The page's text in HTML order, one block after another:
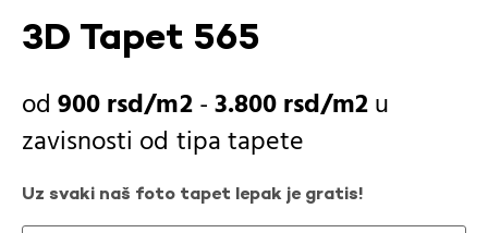
3D Tapet 565
900rsd -3.800rsd
u
zavisnosti od tipa tapete
Uz svaki naš foto tapet lepak je gratis!